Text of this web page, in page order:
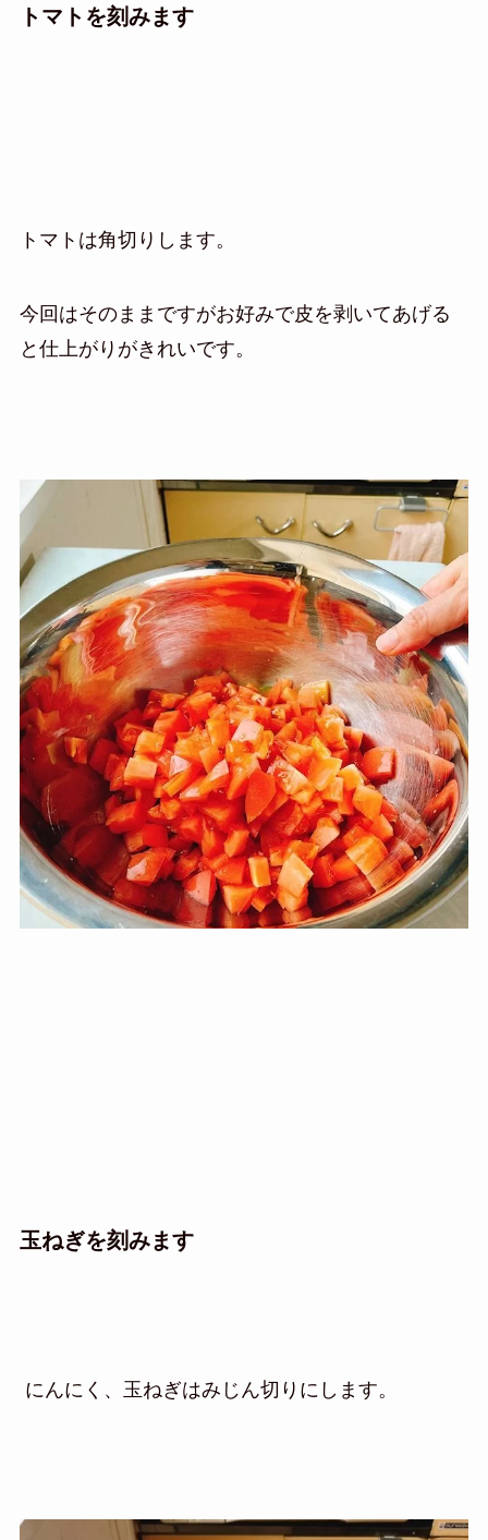
トマトを刻みます
トマトは角切りします。
今回はそのままですがお好みで皮を剥いてあげる
と仕上がりがきれいです。
玉ねぎを刻みます
にんにく、玉ねぎはみじん切りにします。